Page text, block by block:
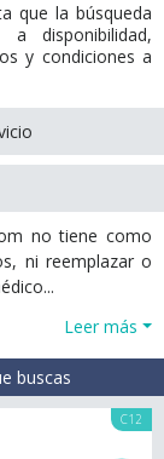
que la búsqueda
disponibilidad,
y condiciones a
no tiene como
ni reemplazar o
Leer más
buscas
C12